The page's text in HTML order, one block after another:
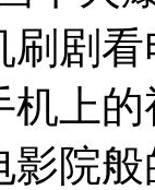
刷剧
机上
影院